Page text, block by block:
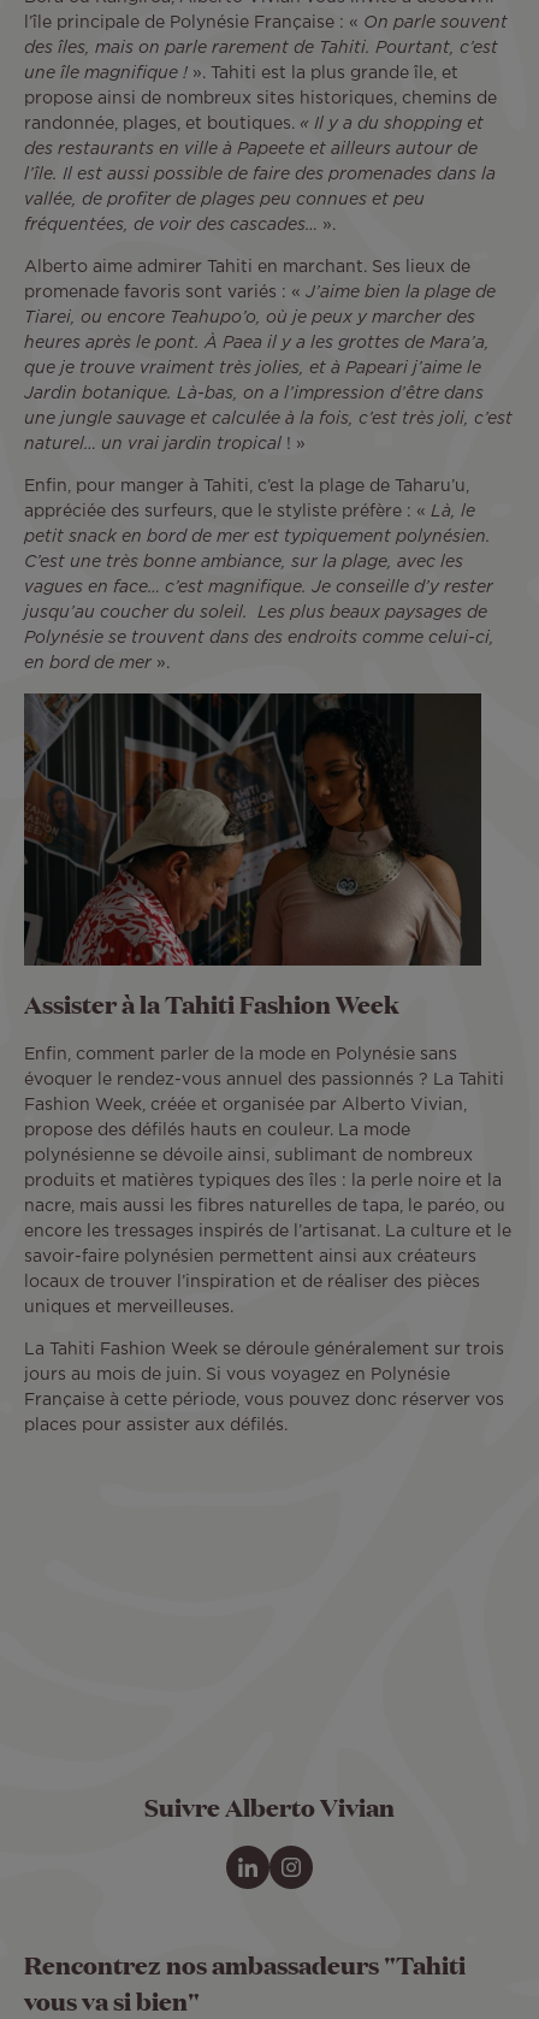
l’île principale de Polynésie Française : « On parle souvent
des îles, mais on parle rarement de Tahiti. Pourtant, c’est
une île magnifique ! ». Tahiti est la plus grande île, et
propose ainsi de nombreux sites historiques, chemins de
randonnée, plages, et boutiques. « Il y a du shopping et
des restaurants en ville à Papeete et ailleurs autour de
l’île. Il est aussi possible de faire des promenades dans la
vallée, de profiter de plages peu connues et peu
fréquentées, de voir des cascades… ».
Alberto aime admirer Tahiti en marchant. Ses lieux de
promenade favoris sont variés : « J’aime bien la plage de
Tiarei, ou encore Teahupo’o, où je peux y marcher des
heures après le pont. À Paea il y a les grottes de Mara’a,
que je trouve vraiment très jolies, et à Papeari j’aime le
Jardin botanique. Là-bas, on a l’impression d’être dans
une jungle sauvage et calculée à la fois, c’est très joli, c’est
naturel… un vrai jardin tropical ! »
Enfin, pour manger à Tahiti, c’est la plage de Taharu’u,
appréciée des surfeurs, que le styliste préfère : « Là, le
petit snack en bord de mer est typiquement polynésien.
C’est une très bonne ambiance, sur la plage, avec les
vagues en face… c’est magnifique. Je conseille d’y rester
jusqu’au coucher du soleil. Les plus beaux paysages de
Polynésie se trouvent dans des endroits comme celui-ci,
en bord de mer ».
Assister à la Tahiti Fashion Week
Enfin, comment parler de la mode en Polynésie sans
évoquer le rendez-vous annuel des passionnés ? La Tahiti
Fashion Week, créée et organisée par Alberto Vivian,
propose des défilés hauts en couleur. La mode
polynésienne se dévoile ainsi, sublimant de nombreux
produits et matières typiques des îles : la perle noire et la
nacre, mais aussi les fibres naturelles de tapa, le paréo, ou
encore les tressages inspirés de l’artisanat. La culture et le
savoir-faire polynésien permettent ainsi aux créateurs
locaux de trouver l’inspiration et de réaliser des pièces
uniques et merveilleuses.
La Tahiti Fashion Week se déroule généralement sur trois
jours au mois de juin. Si vous voyagez en Polynésie
Française à cette période, vous pouvez donc réserver vos
places pour assister aux défilés.
Suivre Alberto Vivian
Rencontrez nos ambassadeurs "Tahiti
vous va si bien"